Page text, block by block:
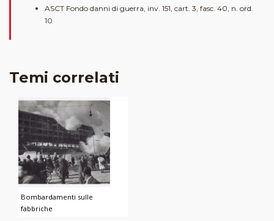
ASCT Fondo danni di guerra, inv. 151, cart. 3, fasc. 40, n. ord.
10
Temi correlati
Bombardamenti sulle
fabbriche